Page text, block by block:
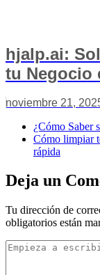
hjalp.ai:
tu Negocio
noviembre 21,
¿Cómo Saber
Cómo limpiar
rápida
Deja un
Tu dirección de
obligatorios están